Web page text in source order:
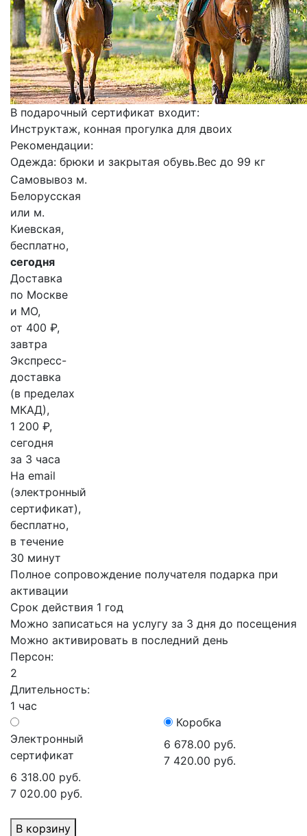
В подарочный сертификат входит:
Инструктаж, конная прогулка для двоих
Рекомендации:
Одежда: брюки и закрытая обувь.Вес до 99 кг
Самовывоз м.
Белорусская
или м.
Киевская,
бесплатно,
сегодня
Доставка
по Москве
и МО,
от 400 ₽,
завтра
Экспресс-
доставка
(в пределах
МКАД),
1 200 ₽,
сегодня
за 3 часа
На email
(электронный
сертификат),
бесплатно,
в течение
30 минут
Полное сопровождение получателя подарка при
активации
Срок действия 1 год
Можно записаться на услугу за 3 дня до посещения
Можно активировать в последний день
Персон:
2
Длительность:
1 час
Электронный
сертификат
6 318.00 руб.
7 020.00 руб.
Коробка
6 678.00 руб.
7 420.00 руб.
В корзину